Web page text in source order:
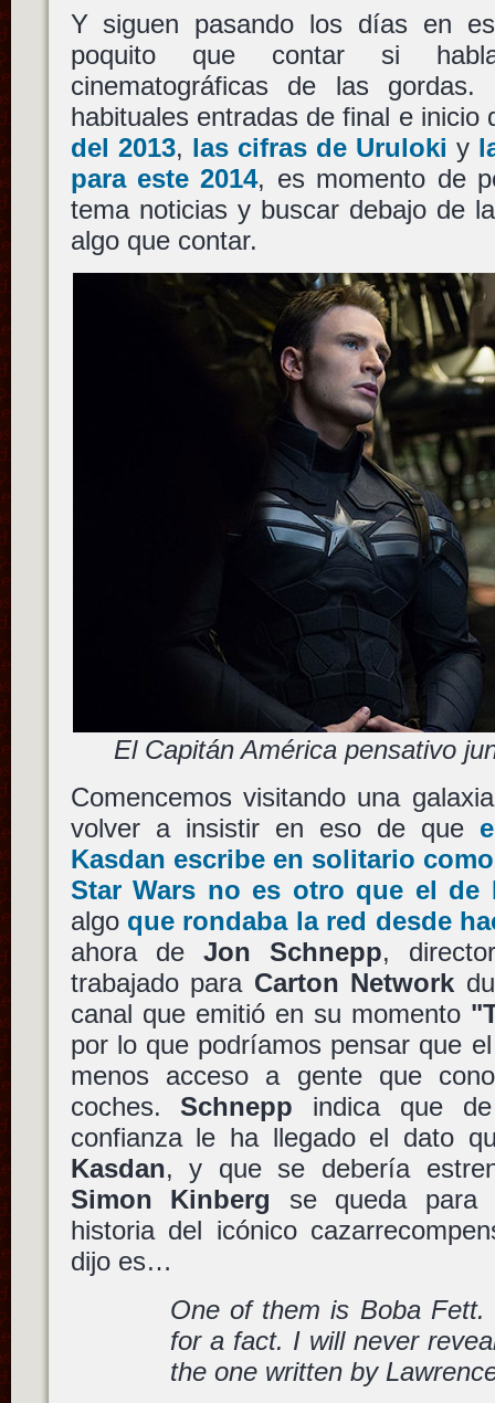
Y siguen pasando los días en
poquito que contar si
cinematográficas de las
habituales entradas de final e inicio
del 2013, las cifras de Uruloki y
para este 2014, es momento de
tema noticias y buscar debajo de
algo que contar.
El Capitán América pensativo
Comencemos visitando una
volver a insistir en eso de que
Kasdan escribe en solitario
Star Wars no es otro que el de
algoque rondaba la red desde
ahora de Jon Schnepp,
trabajado para Carton Network
canal que emitió en su momento
por lo que podríamos pensar que
menos acceso a gente que
coches.Schnepp indica que
confianza le ha llegado el dato
Kasdan, y que se debería
Simon Kinberg se queda para
historia del icónico
dijo es…
One of them is Boba
for a fact. I will never
the one written by